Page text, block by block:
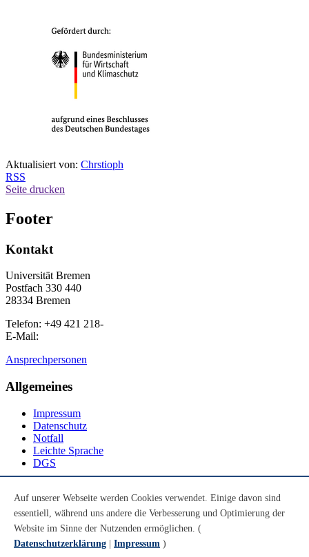
Aktualisiert von: Chrstioph
RSS
Seite drucken
Footer
Kontakt
Universität Bremen
Postfach 330 440
28334 Bremen
Telefon: +49 421 218-
E-Mail:
Ansprechpersonen
Allgemeines
Impressum
Datenschutz
Notfall
Leichte Sprache
DGS
Youtube
Instagram
LinkedIn
Auf unserer Webseite werden Cookies verwendet. Einige davon sind
essentiell, während uns andere die Verbesserung und Optimierung der
Website im Sinne der Nutzenden ermöglichen. (
Datenschutzerklärung
Impressum )